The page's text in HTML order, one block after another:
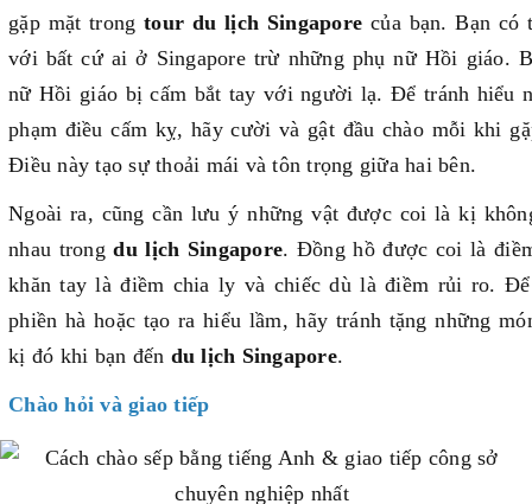
gặp mặt trongtour du lịch Singapore của bạn. Bạn có
với bất cứ ai ở Singapore trừ những phụ nữ Hồi giáo.
nữ Hồi giáo bị cấm bắt tay với người lạ. Để tránh hiểu
phạm điều cấm kỵ, hãy cười và gật đầu chào mỗi khi
Điều này tạo sự thoải mái và tôn trọng giữa hai bên.
Ngoài ra, cũng cần lưu ý những vật được coi là kị
nhau trongdu lịch Singapore. Đồng hồ được coi là
khăn tay là điềm chia ly và chiếc dù là điềm rủi ro.
phiền hà hoặc tạo ra hiểu lầm, hãy tránh tặng những
kị đó khi bạn đến du lịch Singapore.
Chào hỏi và giao tiếp